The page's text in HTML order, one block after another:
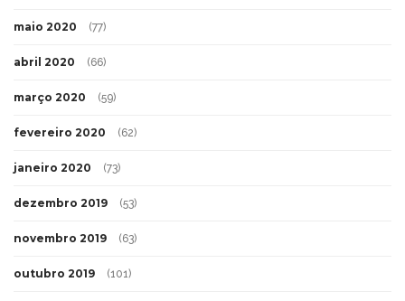
maio 2020 (77)
abril 2020 (66)
março 2020 (59)
fevereiro 2020 (62)
janeiro 2020 (73)
dezembro 2019 (53)
novembro 2019 (63)
outubro 2019 (101)